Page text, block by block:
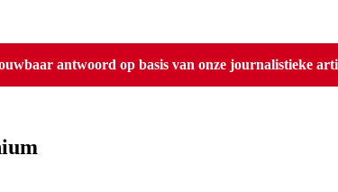
antwoord op basis van onze journalistieke